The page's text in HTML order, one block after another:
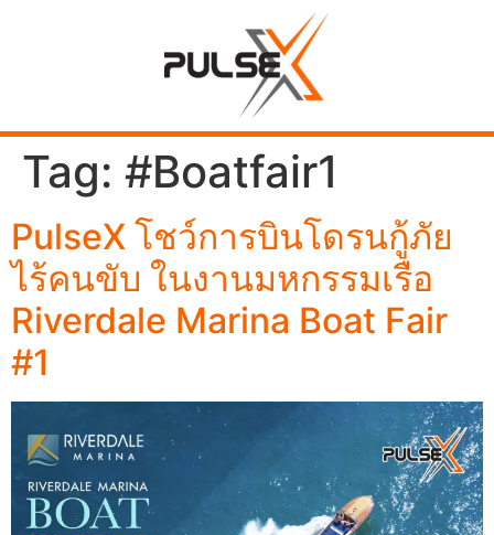
Tag: #Boatfair1
PulseX โชว์การบินโดรนกู้ภัย
ไร้คนขับ ในงานมหกรรมเรือ
Riverdale Marina Boat Fair
#1